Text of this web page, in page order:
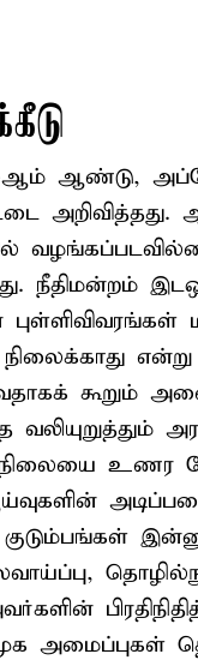
ஆம் ஆண்டு,
அறிவித்தது.
நீதிமன்றம்
கூறும்
வலியுறுத்தும்
உணர
அமைப்புகள்